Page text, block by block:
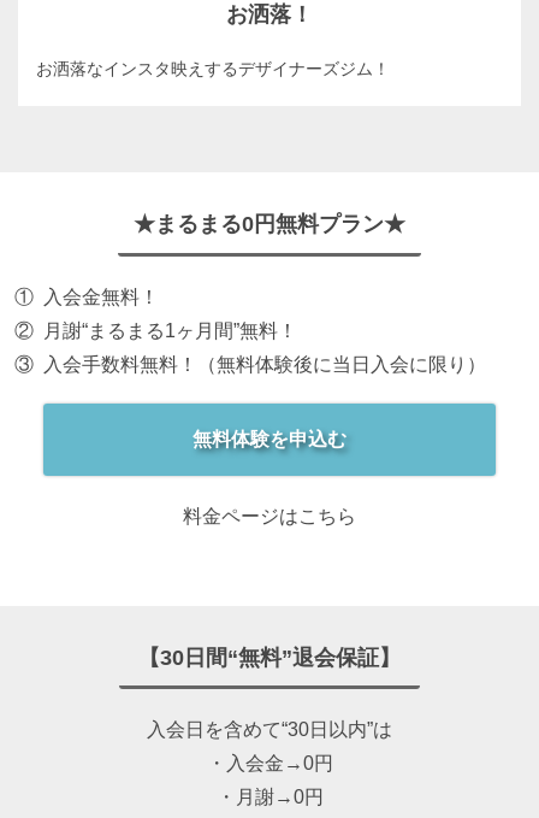
お洒落！
お洒落なインスタ映えするデザイナーズジム！
★まるまる0円無料プラン★
入会金無料！
月謝“まるまる1ヶ月間”無料！
入会手数料無料！（無料体験後に当日入会に限り）
無料体験を申込む
料金ページはこちら
【30日間“無料”退会保証】
入会日を含めて“30日以内”は
・入会金→0円
・月謝→0円